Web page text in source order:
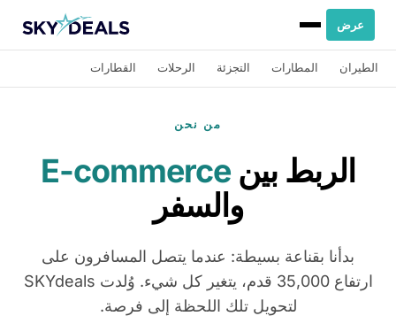
عرض
الطيران المطارات التجزئة الرحلات القطارات
من نحن
الربط بين E-commerce
والسفر
بدأنا بقناعة بسيطة: عندما يتصل المسافرون على
ارتفاع 35,000 قدم، يتغير كل شيء. وُلدت SKYdeals
لتحويل تلك اللحظة إلى فرصة.